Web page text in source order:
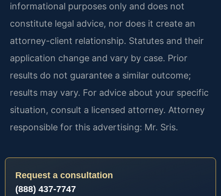
informational purposes only and does not
constitute legal advice, nor does it create an
attorney-client relationship. Statutes and their
application change and vary by case. Prior
results do not guarantee a similar outcome;
results may vary. For advice about your specific
situation, consult a licensed attorney. Attorney
responsible for this advertising: Mr. Sris.
Request a consultation
(888) 437-7747